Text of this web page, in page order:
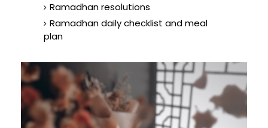
Ramadhan resolutions
Ramadhan daily checklist and meal
plan